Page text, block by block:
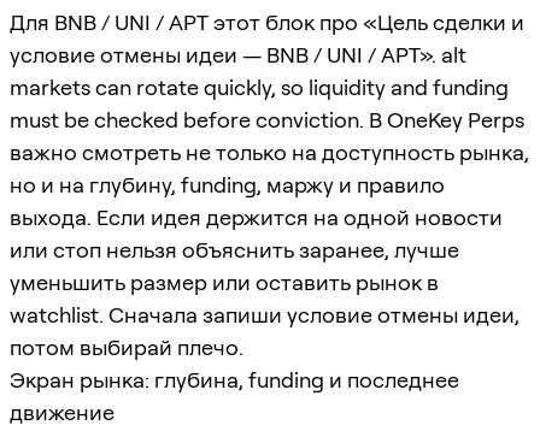
Для BNB / UNI / APT этот блок про «Цель сделки и
условие отмены идеи — BNB / UNI / APT». alt
markets can rotate quickly, so liquidity and funding
must be checked before conviction. В OneKey Perps
важно смотреть не только на доступность рынка,
но и на глубину, funding, маржу и правило
выхода. Если идея держится на одной новости
или стоп нельзя объяснить заранее, лучше
уменьшить размер или оставить рынок в
watchlist. Сначала запиши условие отмены идеи,
потом выбирай плечо.
Экран рынка: глубина, funding и последнее
движение